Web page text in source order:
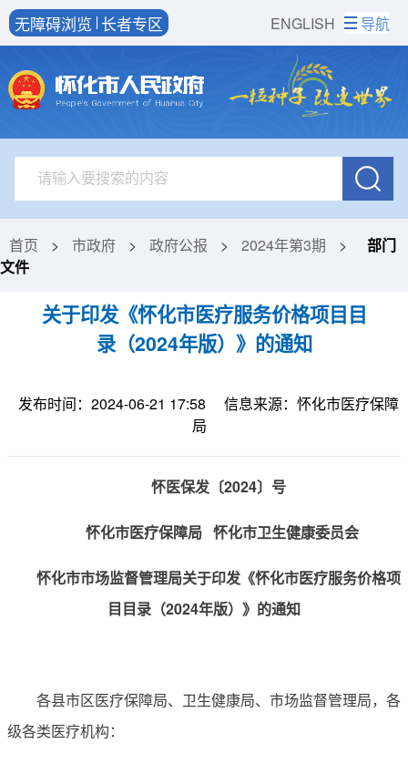
ENGLISH
无障碍浏览 长者专区 导航
首页 > 市政府 > 政府公报 > 2024年第3期 >
部门
文件
关于印发《怀化市医疗服务价格项目目
录（2024年版）》的通知
发布时间：2024-06-21 17:58
信息来源：怀化市医疗保障
局
怀医保发〔2024〕号
怀化市医疗保障局 怀化市卫生健康委员会
怀化市市场监督管理局关于印发《怀化市医疗服务价格项
目目录（2024年版）》的通知
各县市区医疗保障局、卫生健康局、市场监督管理局，各
级各类医疗机构：